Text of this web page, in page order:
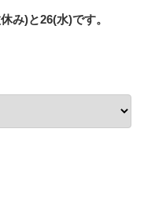
み)と26(水)です。